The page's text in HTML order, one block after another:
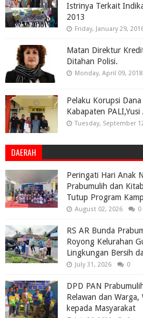
Istrinya Terkait
2013
Friday, January 29,
Matan Direktur
Ditahan Polisi.
Monday, April 09, 2018
Pelaku Korupsi
Kabapaten
Tuesday, September
DAERAH
Peringati Hari Anak
Prabumulih dan
Tutup Program
August 02, 2026 0
RS AR Bunda
Royong Kelurahan
Lingkungan Bersih
July 31, 2026 0
DPD PAN
Relawan dan
kepada Masyarakat